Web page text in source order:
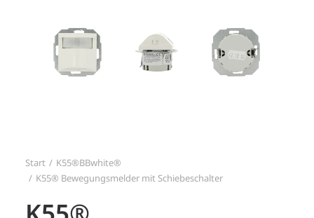
Start
K55®BBwhite®
K55® Bewegungsmelder mit Schiebeschalter